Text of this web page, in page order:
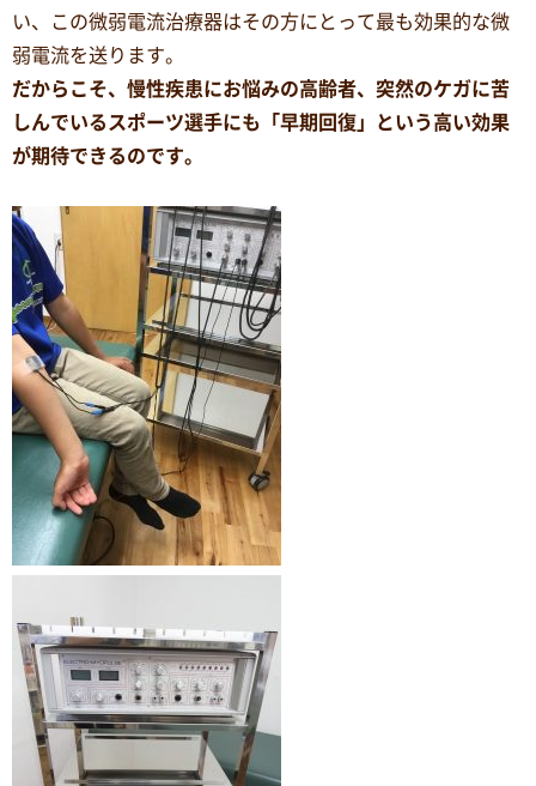
い、この微弱電流治療器はその方にとって最も効果的な微
弱電流を送ります。
だからこそ、慢性疾患にお悩みの高齢者、突然のケガに苦
しんでいるスポーツ選手にも「早期回復」という高い効果
が期待できるのです。